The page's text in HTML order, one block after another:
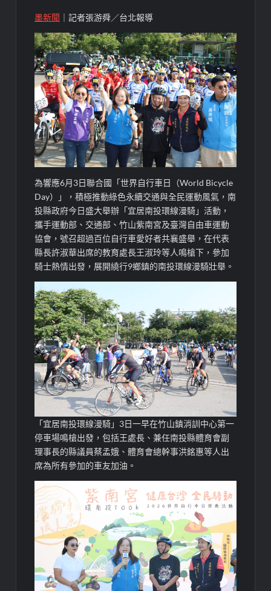
墨新聞 ｜記者張游舜／台北報導
為響應6月3日聯合國「世界自行車日（World Bicycle
Day）」，積極推動綠色永續交通與全民運動風氣，南
投縣政府今日盛大舉辦「宜居南投環線漫騎」活動，
攜手運動部、交通部、竹山紫南宮及臺灣自由車運動
協會，號召超過百位自行車愛好者共襄盛舉，在代表
縣長許淑華出席的教育處長王淑玲等人鳴槍下，參加
騎士熱情出發，展開繞行9鄉鎮的南投環線漫騎壯舉。
「宜居南投環線漫騎」3日一早在竹山鎮消訓中心第一
停車場鳴槍出發，包括王處長、兼任南投縣體育會副
理事長的縣議員蔡孟娥、體育會總幹事洪銘惠等人出
席為所有參加的車友加油。